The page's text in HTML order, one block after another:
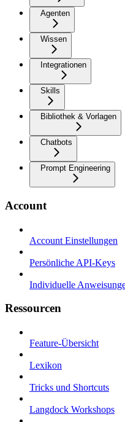
Agenten
Wissen
Integrationen
Skills
Bibliothek & Vorlagen
Chatbots
Prompt Engineering
Account
Account Einstellungen
Persönliche API-Keys
Individuelle
Ressourcen
Feature-Übersicht
Lexikon
Tricks und Shortcuts
Langdock Workshops